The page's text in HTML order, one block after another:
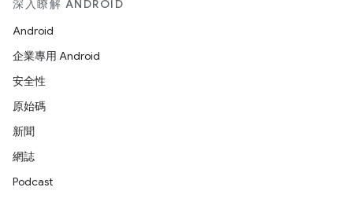
深入瞭解 ANDROID
Android
企業專用 Android
安全性
原始碼
新聞
網誌
Podcast